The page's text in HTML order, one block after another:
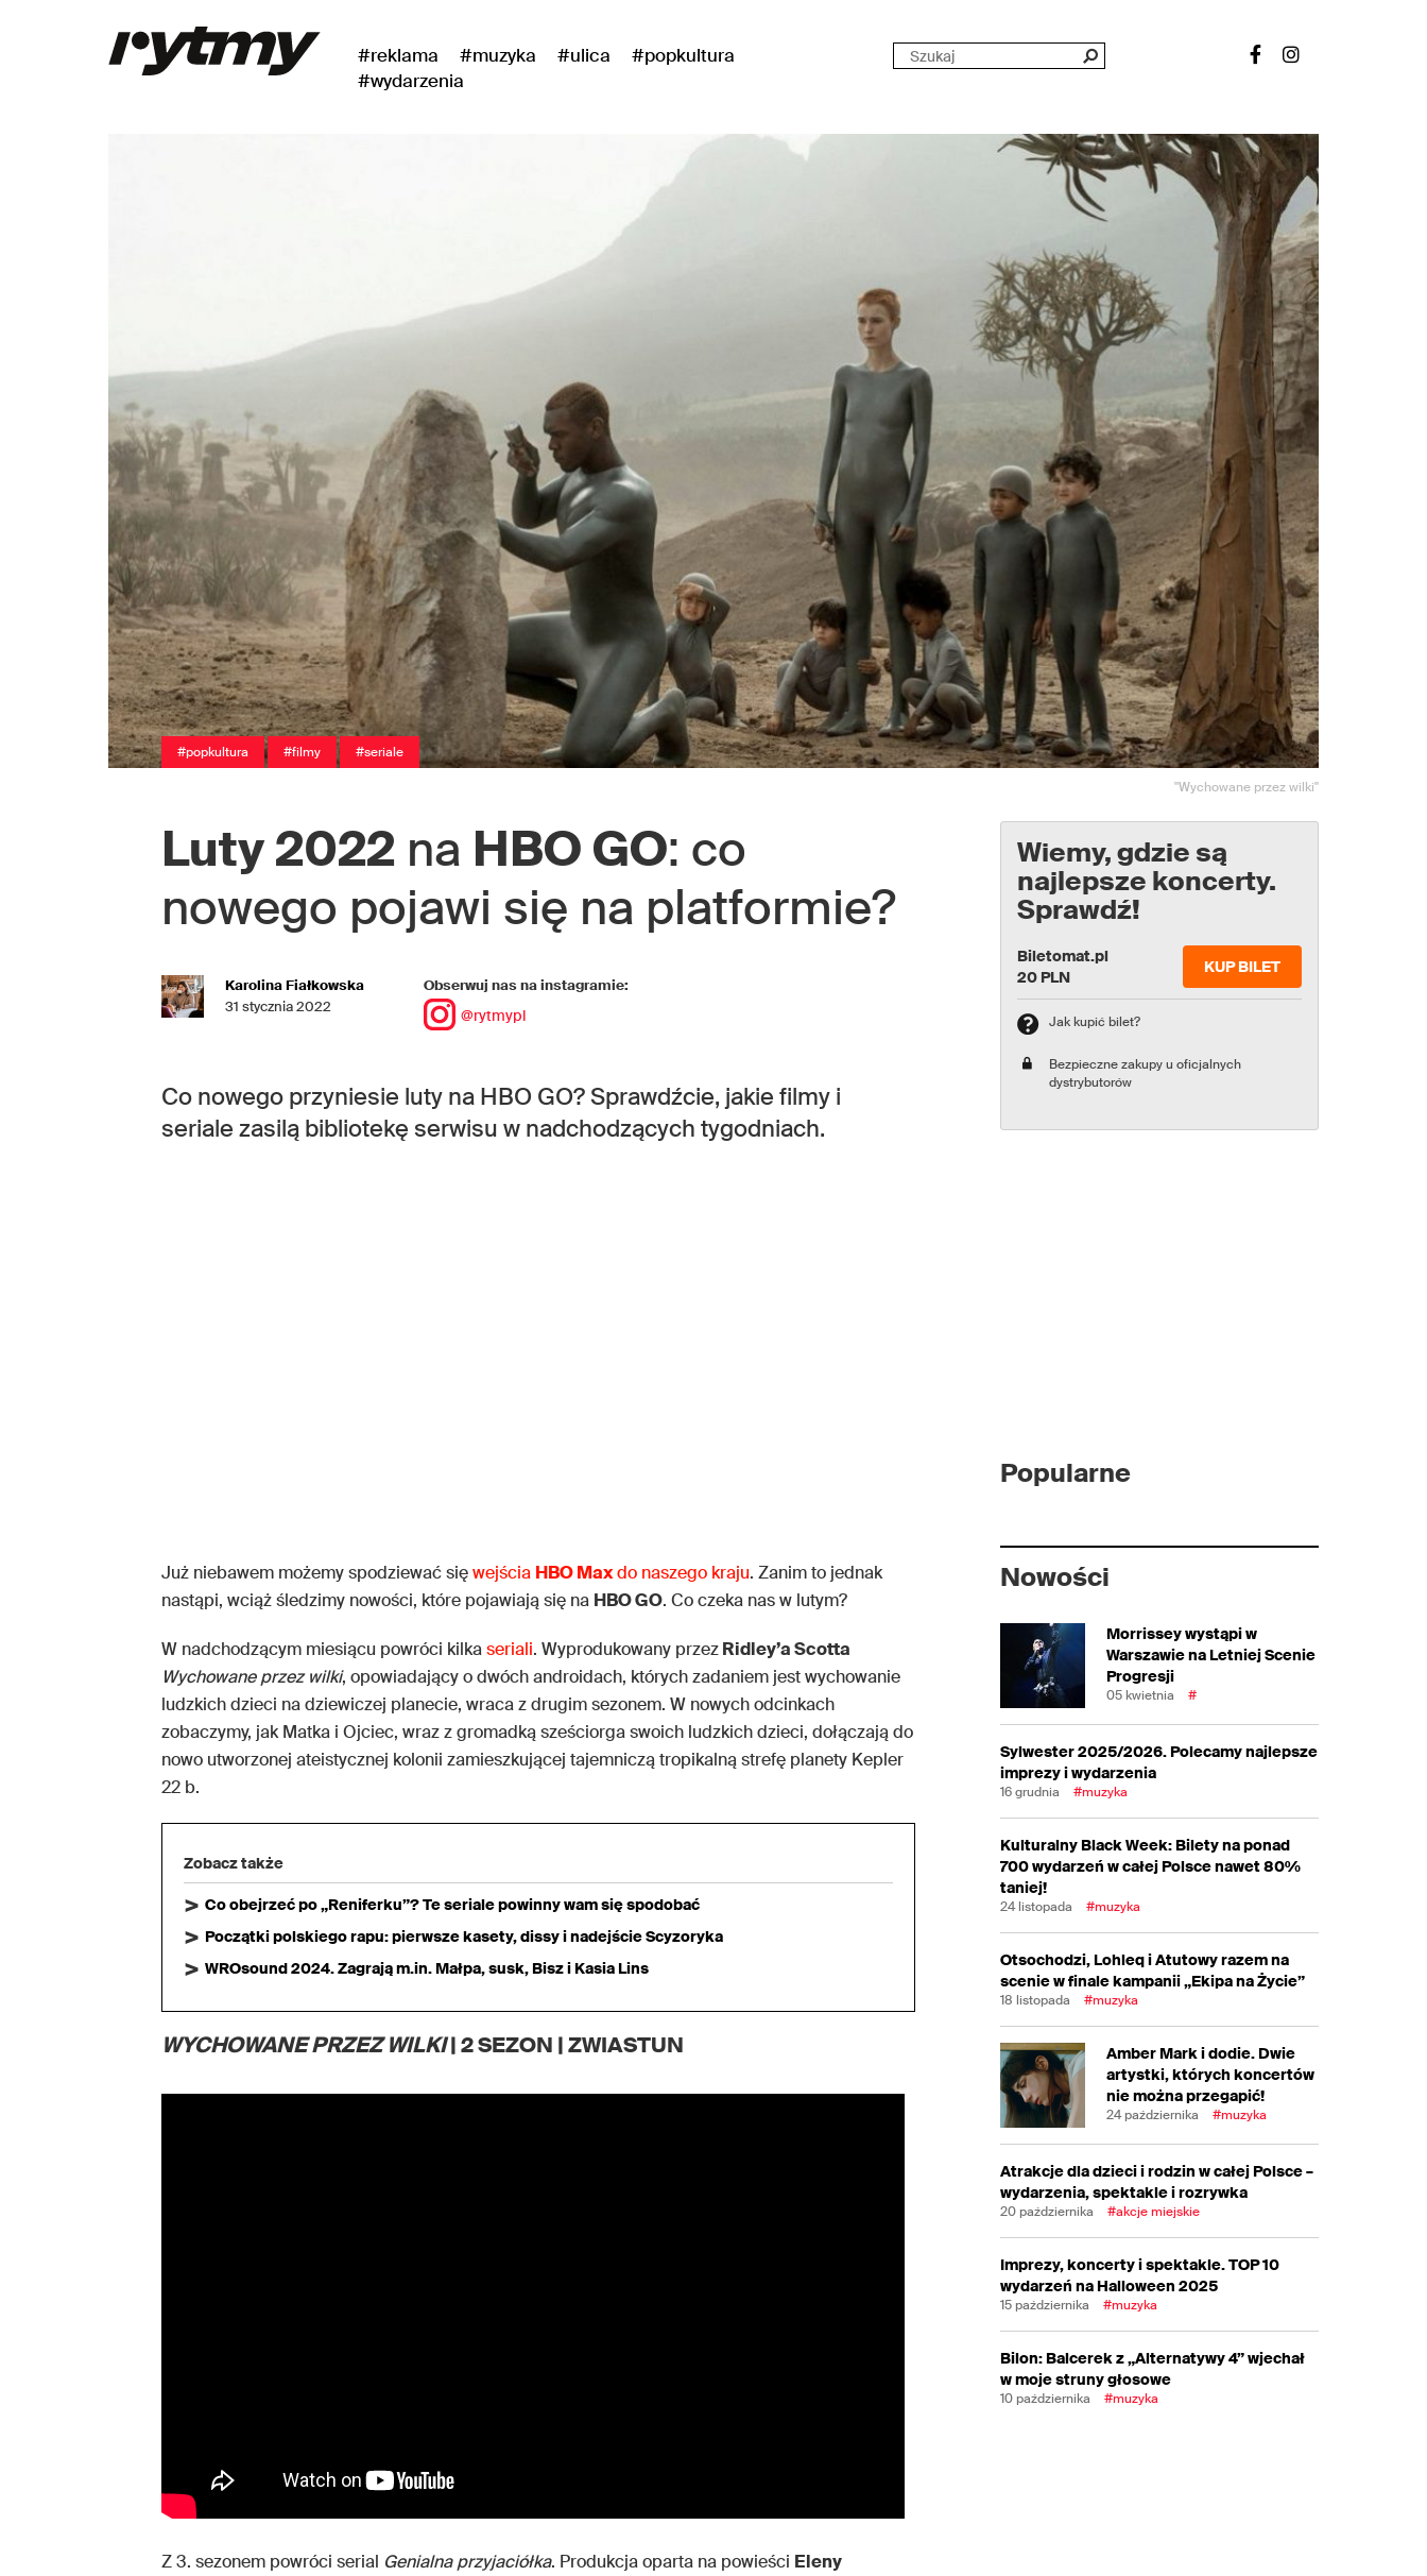
#reklama #muzyka #ulica
#popkultura
#wydarzenia
#popkultura #filmy #seriale
"Wychowane przez wilki"
Luty 2022 na HBO GO: co
nowego pojawi się na platformie?
Karolina Fiałkowska
31 stycznia 2022
Obserwuj nas na instagramie:
@rytmypl
Co nowego przyniesie luty na HBO GO? Sprawdźcie, jakie filmy i
seriale zasilą bibliotekę serwisu w nadchodzących tygodniach.
Już niebawem możemy spodziewać sięwejścia HBO Maxdo naszego kraju. Zanim to jednak
nastąpi, wciąż śledzimy nowości, które pojawiają się na HBO GO. Co czeka nas w lutym?
W nadchodzącym miesiącu powróci kilkaseriali. Wyprodukowany przezRidley’a Scotta
Wychowane przez wilki, opowiadający o dwóch androidach, których zadaniem jest wychowanie
ludzkich dzieci na dziewiczej planecie, wraca z drugim sezonem. W nowych odcinkach
zobaczymy, jak Matka i Ojciec, wraz z gromadką sześciorga swoich ludzkich dzieci, dołączają do
nowo utworzonej ateistycznej kolonii zamieszkującej tajemniczą tropikalną strefę planety Kepler
22 b.
Zobacz także
Co obejrzeć po „Reniferku”? Te seriale powinny wam się spodobać
Początki polskiego rapu: pierwsze kasety, dissy i nadejście Scyzoryka
WROsound 2024. Zagrają m.in. Małpa, susk, Bisz i Kasia Lins
WYCHOWANE PRZEZ WILKI| 2 SEZON | ZWIASTUN
Z 3. sezonem powróci serial Genialna przyjaciółka. Produkcja oparta na powieści Eleny
Wiemy, gdzie są
najlepsze koncerty.
Sprawdź!
Biletomat.pl
20 PLN
KUP BILET
Jak kupić bilet?
Bezpieczne zakupy u oficjalnych
dystrybutorów
Popularne
Nowości
Morrissey wystąpi w
Warszawie na Letniej Scenie
Progresji
05 kwietnia #
Sylwester 2025/2026. Polecamy najlepsze
imprezy i wydarzenia
16 grudnia #muzyka
Kulturalny Black Week: Bilety na ponad
700 wydarzeń w całej Polsce nawet 80%
taniej!
24 listopada #muzyka
Otsochodzi, Lohleq i Atutowy razem na
scenie w finale kampanii „Ekipa na Życie”
18 listopada #muzyka
Amber Mark i dodie. Dwie
artystki, których koncertów
nie można przegapić!
24 października #muzyka
Atrakcje dla dzieci i rodzin w całej Polsce –
wydarzenia, spektakle i rozrywka
20 października #akcje miejskie
Imprezy, koncerty i spektakle. TOP 10
wydarzeń na Halloween 2025
15 października #muzyka
Bilon: Balcerek z „Alternatywy 4” wjechał
w moje struny głosowe
10 października #muzyka